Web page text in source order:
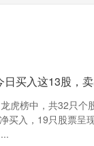
买入这13股，
虎榜中，共32只个
买入，19只股票呈